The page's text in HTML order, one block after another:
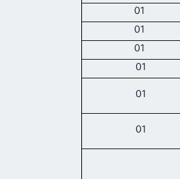
01
01
01